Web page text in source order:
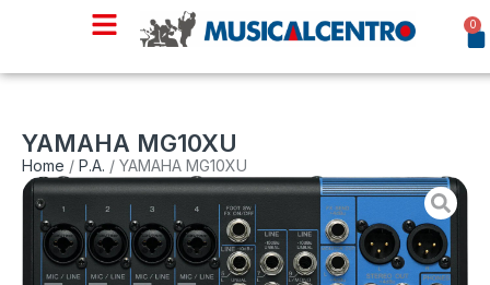
0
YAMAHA MG10XU
Home / P.A. / YAMAHA MG10XU